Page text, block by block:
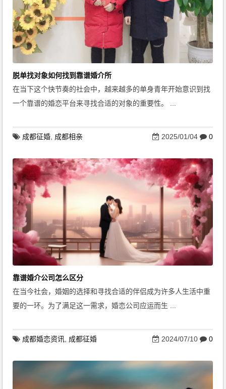
脱单找对象如何找到靠谱婚介所
在当下这个快节奏的社会中，越来越多的单身青年开始意识到找
一个靠谱的婚恋平台来寻找合适的对象的重要性。 ...
成都征婚 成都相亲 2025/01/04 0
靠谱婚介公司怎么区分
在当今社会，婚姻的选择和寻找合适的伴侣成为许多人生活中重
要的一环。为了满足这一需求，婚恋公司应运而生 ...
成都婚恋资讯 成都征婚 2024/07/10 0